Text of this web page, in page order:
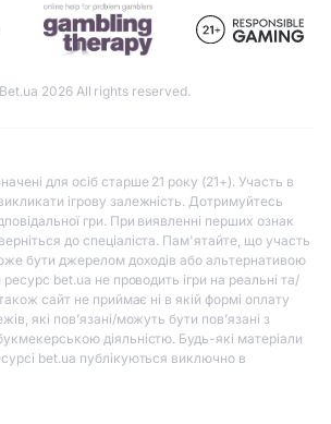
2026 All rights reserved.
для осіб старше 21 року (21+). Участь в
ігрову залежність. Дотримуйтесь
гри. При виявленні перших ознак
до спеціаліста. Пам'ятайте, що участь
бути джерелом доходів або альтернативою
ресурс bet.ua не проводить ігри на реальні та/
сайт не приймає ні в якій формі оплату
які пов’язані/можуть бути пов’язані з
діяльністю. Будь-які матеріали
bet.ua публікуються виключно в